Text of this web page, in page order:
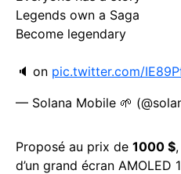
Legends own a Saga
Become legendary
🔈 on pic.twitter.com/
— Solana Mobile 🌱
Proposé au prix de 1000 $
d’un grand écran AMOLED